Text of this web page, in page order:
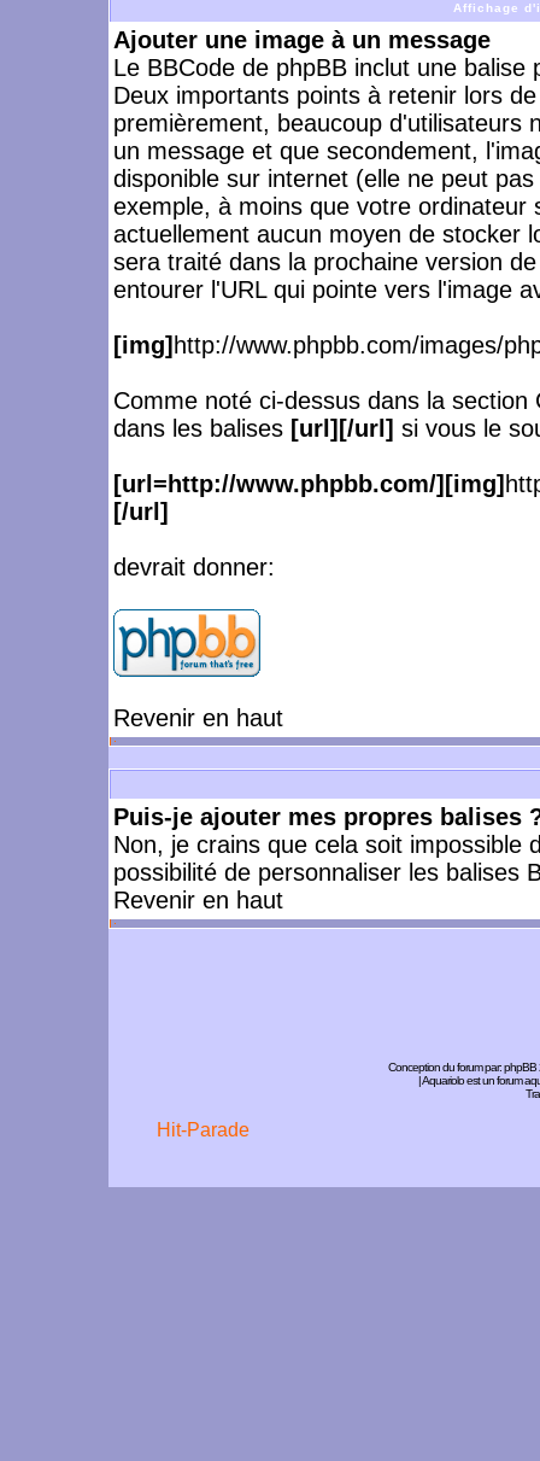
Affichage
Ajouter une image à un message
Le BBCode de phpBB inclut une
Deux importants points à retenir lors
premièrement, beaucoup d'utilisateurs
un message et que secondement,
disponible sur internet (elle ne peut
exemple, à moins que votre
actuellement aucun moyen de stocker
sera traité dans la prochaine version
entourer l'URL qui pointe vers l'image
[img] http://www.phpbb.com/images/
Comme noté ci-dessus dans la
dans les balises [url][/url] si vous le
[url=http://www.phpbb.com/][img]
[/url]
devrait donner:
Revenir en haut
Puis-je ajouter mes propres balises
Non, je crains que cela soit impossible
possibilité de personnaliser les balises
Revenir en haut
Conception du forum par:phpBB
| Aquariolo est un forum